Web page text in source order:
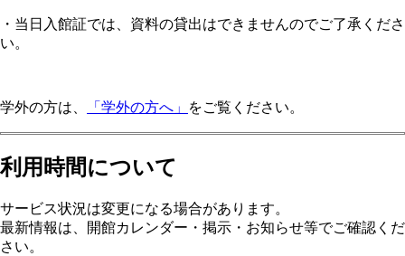
・当日入館証では、資料の貸出はできませんのでご了承くださ
い。
学外の方は、 「学外の方へ」 をご覧ください。
利用時間について
サービス状況は変更になる場合があります。
最新情報は、開館カレンダー・掲示・お知らせ等でご確認くだ
さい。